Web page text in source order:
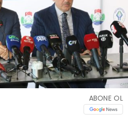
ABONE OL